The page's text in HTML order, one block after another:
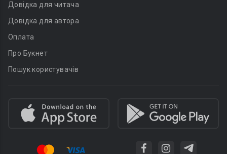
Довідка для читача
Довідка для автора
Оплата
Про Букнет
Пошук користувачів